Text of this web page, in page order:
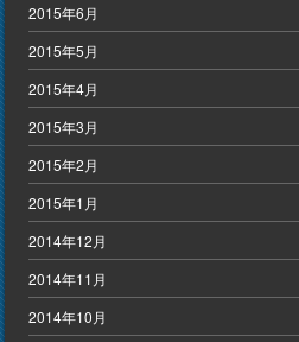
2015年6月
2015年5月
2015年4月
2015年3月
2015年2月
2015年1月
2014年12月
2014年11月
2014年10月